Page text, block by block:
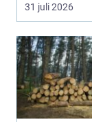
31 juli 2026